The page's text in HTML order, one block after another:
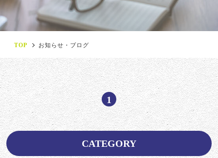
TOP お知らせ・ブログ
1
CATEGORY